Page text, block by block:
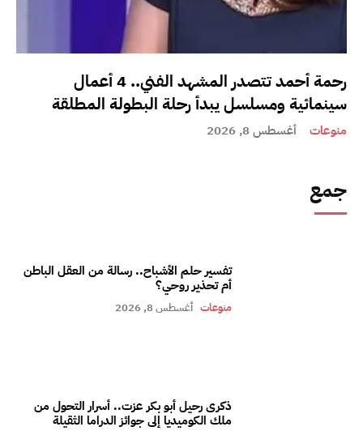
رحمة أحمد تتصدر المشهد الفني.. 4 أعمال
سينمائية ومسلسل يبدأ رحلة البطولة المطلقة
منوعات أغسطس 8, 2026
جمع
تفسير حلم الأشباح.. رسالة من العقل الباطن
أم تحذير روحي؟
منوعات أغسطس 8, 2026
ذكرى رحيل أبو بكر عزت.. أسرار التحول من
ملك الكوميديا إلى جوائز الدراما الثقيلة